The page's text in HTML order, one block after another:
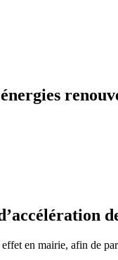
en mairie, afin de